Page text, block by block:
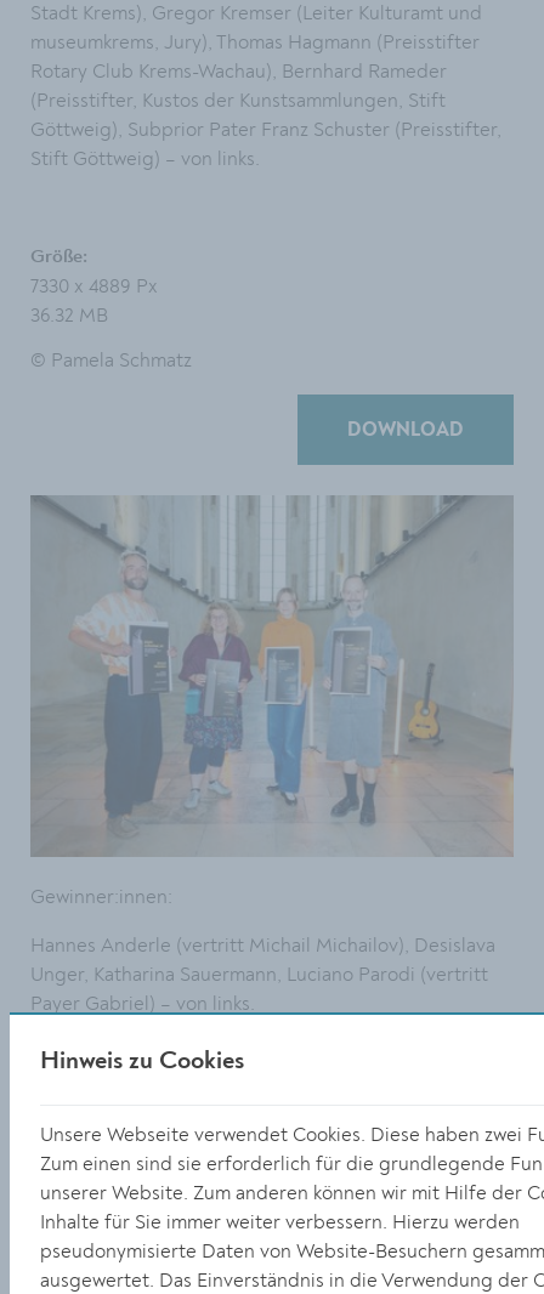
Stadt Krems), Gregor Kremser (Leiter Kulturamt und
museumkrems, Jury), Thomas Hagmann (Preisstifter
Rotary Club Krems-Wachau), Bernhard Rameder
(Preisstifter, Kustos der Kunstsammlungen, Stift
Göttweig), Subprior Pater Franz Schuster (Preisstifter,
Stift Göttweig) – von links.
Größe:
7330 x 4889 Px
36.32 MB
© Pamela Schmatz
DOWNLOAD
Gewinner:innen:
Hannes Anderle (vertritt Michail Michailov), Desislava
Unger, Katharina Sauermann, Luciano Parodi (vertritt
Payer Gabriel) – von links.
7720 x 5149 Px
40.92 MB
© Pamela Schmatz
DOWNLOAD
Hinweis zu Cookies
Unsere Webseite verwendet Cookies. Diese haben zwei
Zum einen sind sie erforderlich für die grundlegende
unserer Website. Zum anderen können wir mit Hilfe der
Inhalte für Sie immer weiter verbessern. Hierzu werden
pseudonymisierte Daten von Website-Besuchern
ausgewertet. Das Einverständnis in die Verwendung der